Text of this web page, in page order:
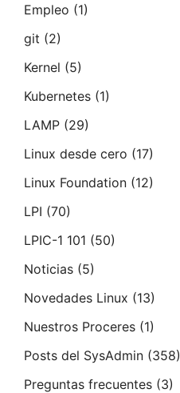
Empleo (1)
git (2)
Kernel (5)
Kubernetes (1)
LAMP (29)
Linux desde cero (17)
Linux Foundation (12)
LPI (70)
LPIC-1 101 (50)
Noticias (5)
Novedades Linux (13)
Nuestros Proceres (1)
Posts del SysAdmin (358)
Preguntas frecuentes (3)